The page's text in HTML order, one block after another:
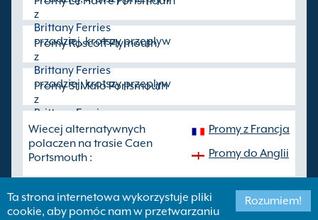
z
Brittany Ferries
- rzadziej, krotszy przeplyw
Promy Roscoff Plymouth
z
Brittany Ferries
- rzadziej, krotszy przeplyw
Promy St Malo Portsmouth
z
Brittany Ferries
- rzadziej, dluzsze przeprawy
Wiecej alternatywnych
polaczen na trasie Caen
Portsmouth :
Promy z Francja
Promy do Anglii
Ta strona internetowa wykorzystuje pliki
cookie, aby pomóc nam w przetwarzaniu
Rozumiem!